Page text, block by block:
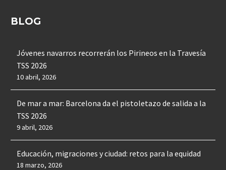
BLOG
Jóvenes navarros recorrerán los Pirineos en la Travesía
TSS 2026
10 abril, 2026
De mar a mar: Barcelona da el pistoletazo de salida a la
TSS 2026
9 abril, 2026
Educación, migraciones y ciudad: retos para la equidad
18 marzo, 2026